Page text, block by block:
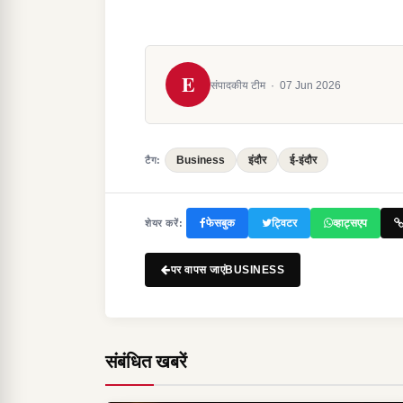
E संपादकीय टीम · 07 Jun 2026
टैग: Business इंदौर ई-इंदौर
शेयर करें: फेसबुक ट्विटर व्हाट्सएप
पर वापस जाएंBUSINESS
संबंधित खबरें